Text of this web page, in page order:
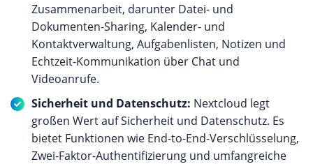
Zusammenarbeit, darunter Datei- und
Dokumenten-Sharing, Kalender- und
Kontaktverwaltung, Aufgabenlisten, Notizen und
Echtzeit-Kommunikation über Chat und
Videoanrufe.
Sicherheit und Datenschutz: Nextcloud legt
großen Wert auf Sicherheit und Datenschutz. Es
bietet Funktionen wie End-to-End-Verschlüsselung,
Zwei-Faktor-Authentifizierung und umfangreiche